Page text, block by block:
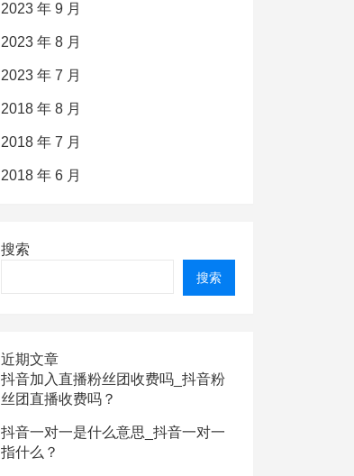
2023 年 9 月
2023 年 8 月
2023 年 7 月
2018 年 8 月
2018 年 7 月
2018 年 6 月
搜索
搜索
近期文章
抖音加入直播粉丝团收费吗_抖音粉
丝团直播收费吗？
抖音一对一是什么意思_抖音一对一
指什么？